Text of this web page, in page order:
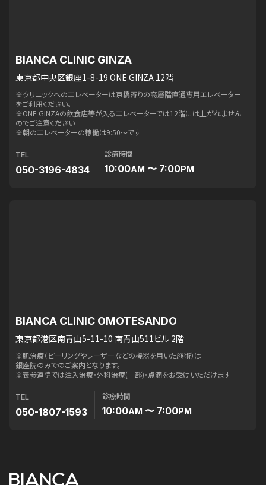
BIANCA CLINIC GINZA
東京都中央区銀座1-8-19 ONE GINZA 12階
※クリニックへのエレベーターは京橋寄りの高層階直通専用エレベーター
をご利用ください。
※ONE GINZAの飲食店等が入るエレベーターでは12階には上がれません
のでご注意ください
※朝のエレベーターの稼働は9:50〜です
TEL
050-3196-4834
診療時間
10:00AM 〜 7:00PM
BIANCA CLINIC OMOTESANDO
東京都港区南青山5-11-10 南青山511ビル 2階
※肌治療（ピーリングやレーザーなどの機器を用いた施術）は
銀座院のみでのご案内となります。
※表参道院では注入治療・外科治療(一部)・点滴をお受けいただけます
TEL
050-1807-1593
診療時間
10:00AM 〜 7:00PM